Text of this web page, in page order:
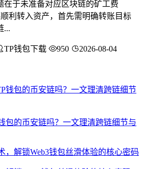
在于未准备对应区块链的矿工费
顺利转入资产，首先需明确转账目标
...
TP钱包下载 950 2026-08-04
包的币安链吗？一文理清跨链细节与